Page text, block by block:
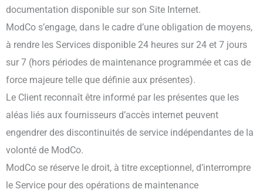
documentation disponible sur son Site Internet.
ModCo s’engage, dans le cadre d’une obligation de moyens,
à rendre les Services disponible 24 heures sur 24 et 7 jours
sur 7 (hors périodes de maintenance programmée et cas de
force majeure telle que définie aux présentes).
Le Client reconnaît être informé par les présentes que les
aléas liés aux fournisseurs d’accès internet peuvent
engendrer des discontinuités de service indépendantes de la
volonté de ModCo.
ModCo se réserve le droit, à titre exceptionnel, d’interrompre
le Service pour des opérations de maintenance